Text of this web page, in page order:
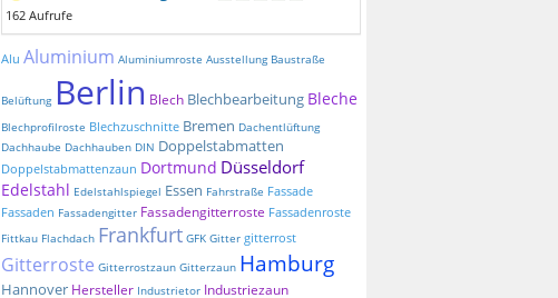
162 Aufrufe
Alu Aluminium Aluminiumroste Ausstellung Baustraße
Belüftung Berlin Blech Blechbearbeitung Bleche
Blechprofilroste Blechzuschnitte Bremen Dachentlüftung
Dachhaube Dachhauben DIN Doppelstabmatten
Doppelstabmattenzaun Dortmund Düsseldorf
Edelstahl Edelstahlspiegel Essen Fahrstraße Fassade
Fassaden Fassadengitter Fassadengitterroste Fassadenroste
Fittkau Flachdach Frankfurt GFK Gitter gitterrost
Gitterroste Gitterrostzaun Gitterzaun Hamburg
Hannover Hersteller Industrietor Industriezaun